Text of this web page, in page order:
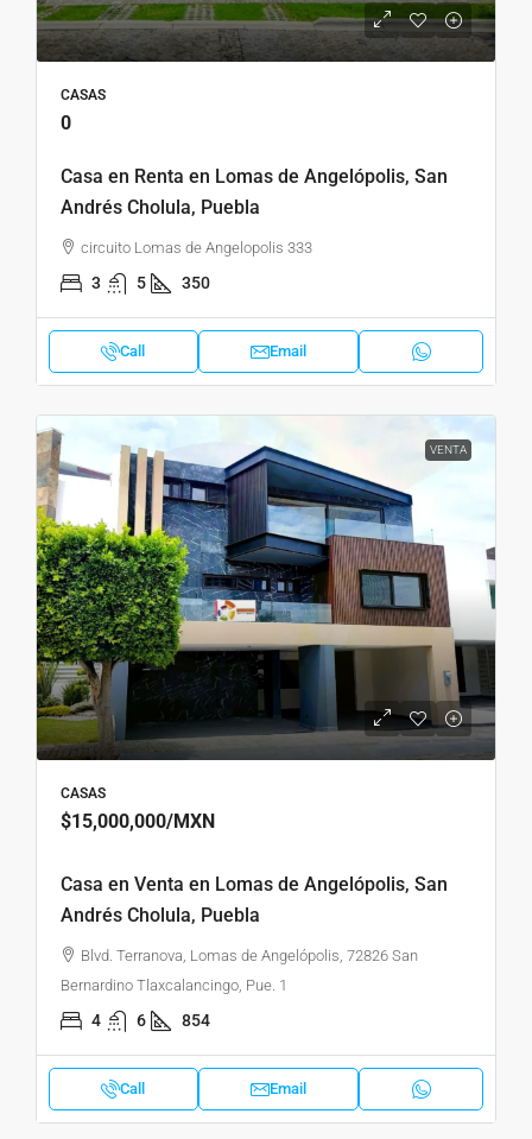
CASAS
0
Casa en Renta en Lomas de Angelópolis, San
Andrés Cholula, Puebla
circuito Lomas de Angelopolis 333
3 5 350
Call Email
VENTA
CASAS
$15,000,000/MXN
Casa en Venta en Lomas de Angelópolis, San
Andrés Cholula, Puebla
Blvd. Terranova, Lomas de Angelópolis, 72826 San
Bernardino Tlaxcalancingo, Pue. 1
4 6 854
Call Email